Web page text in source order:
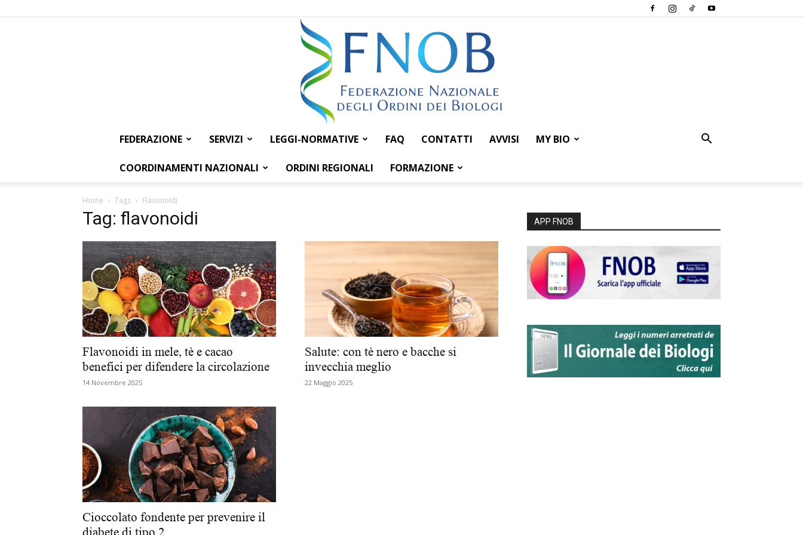
Federazione
Nazionale
degli
FEDERAZIONE SERVIZI LEGGI-NORMATIVE FAQ CONTATTI AVVISI MY BIO
COORDINAMENTI NAZIONALI ORDINI REGIONALI FORMAZIONE
Home Tags Flavonoidi
Tag: flavonoidi
Flavonoidi in mele, tè e cacao
benefici per difendere la circolazione
14 Novembre 2025
Salute: con tè nero e bacche si
invecchia meglio
22 Maggio 2025
Cioccolato fondente per prevenire il
diabete di tipo 2
APP FNOB